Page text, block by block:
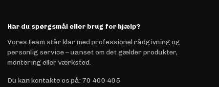
Har du spørgsmål eller brug for hjælp?
Vores team står klar med professionel rådgivning og
personlig service – uanset om det gælder produkter,
montering eller værksted.
Du kan kontakte os på: 70 400 405